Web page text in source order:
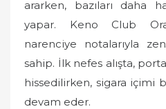
ararken, bazıları daha
yapar. Keno Club
narenciye notalarıyla
sahip. İlk nefes alışta,
hissedilirken, sigara içimi
devam eder.